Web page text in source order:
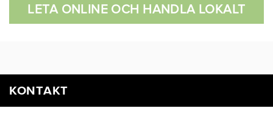
LETA ONLINE OCH HANDLA LOKALT
KONTAKT